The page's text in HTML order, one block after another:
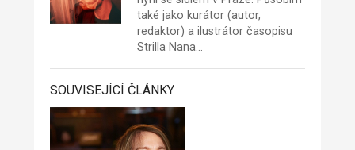
také jako kurátor (autor,
redaktor) a ilustrátor časopisu
Strilla Nana…
SOUVISEJÍCÍ ČLÁNKY